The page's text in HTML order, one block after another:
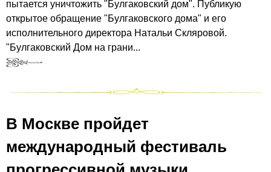
пытается уничтожить "Булгаковский дом". Публикую
открытое обращение "Булгаковского дома" и его
исполнительного директора Натальи Скляровой.
"Булгаковский Дом на грани...
В Москве пройдет
международный фестиваль